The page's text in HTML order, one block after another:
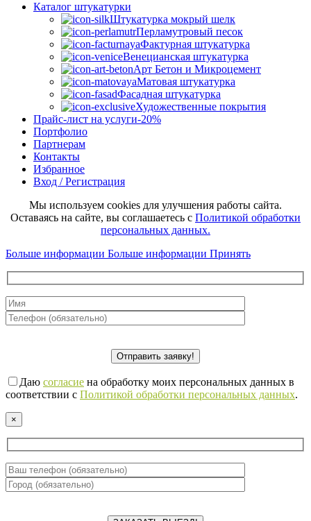
Каталог штукатурки
Штукатурка мокрый шелк
Перламутровый песок
Фактурная штукатурка
Венецианская штукатурка
Арт Бетон и Микроцемент
Матовая штукатурка
Фасадная штукатурка
Художественные покрытия
Прайс-лист на услуги-20%
Портфолио
Партнерам
Контакты
Избранное
Вход / Регистрация
Мы используем cookies для улучшения работы сайта.
Оставаясь на сайте, вы соглашаетесь с Политикой обработки
персональных данных.
Больше информации Больше информации Принять
Даю согласие на обработку моих персональных данных в
соответствии с Политикой обработки персональных данных.
×